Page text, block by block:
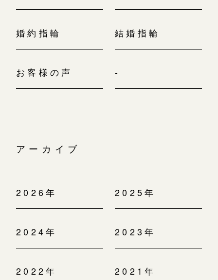
婚約指輪 結婚指輪
お客様の声 -
アーカイブ
2026年 2025年
2024年 2023年
2022年 2021年